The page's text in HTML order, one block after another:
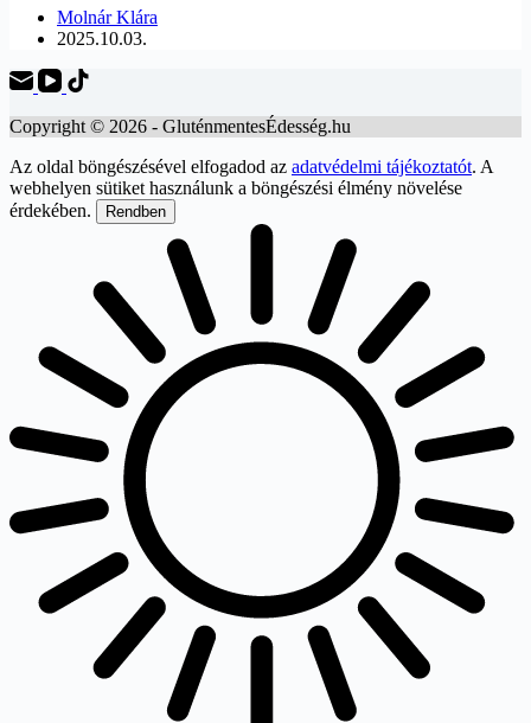
Molnár Klára
2025.10.03.
Copyright © 2026 - GluténmentesÉdesség.hu
Az oldal böngészésével elfogadod az adatvédelmi tájékoztatót. A
webhelyen sütiket használunk a böngészési élmény növelése
érdekében.
Rendben